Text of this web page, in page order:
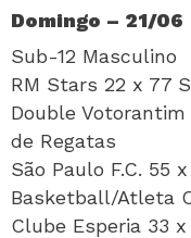
Domingo – 21/06
Sub-12 Masculino
RM Stars 22 x 77
Double
de Regatas
São Paulo F.C. 55
Basketball/Atleta
Clube Esperia 33